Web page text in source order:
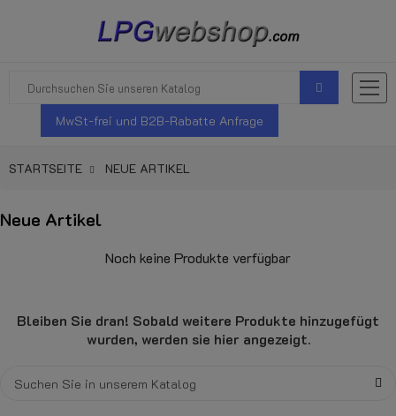
MwSt-frei und B2B-Rabatte Anfrage
STARTSEITE NEUE ARTIKEL
Neue Artikel
Noch keine Produkte verfügbar
Bleiben Sie dran! Sobald weitere Produkte hinzugefügt
wurden, werden sie hier angezeigt.